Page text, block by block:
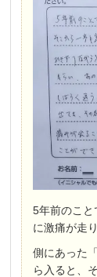
5年前のこと
に激痛が走
側にあった
ら入ると、